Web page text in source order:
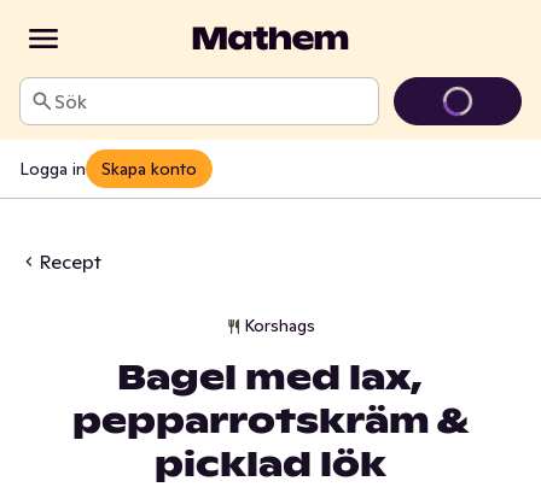
Sök
Logga in Skapa konto
Recept
Korshags
Bagel med lax,
pepparrotskräm &
picklad lök